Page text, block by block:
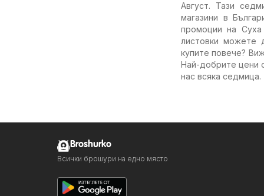
Август. Тази
магазини в
промоции на Суха
листовки можете
купите повече?
Най-добрите цени
нас всяка седмица.
Broshurko
Всички брошури на едно място